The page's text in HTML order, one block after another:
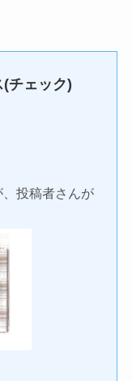
チェック)
投稿者さんが